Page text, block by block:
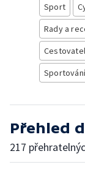
Sport
Rady a
Sportování
Přehled
217